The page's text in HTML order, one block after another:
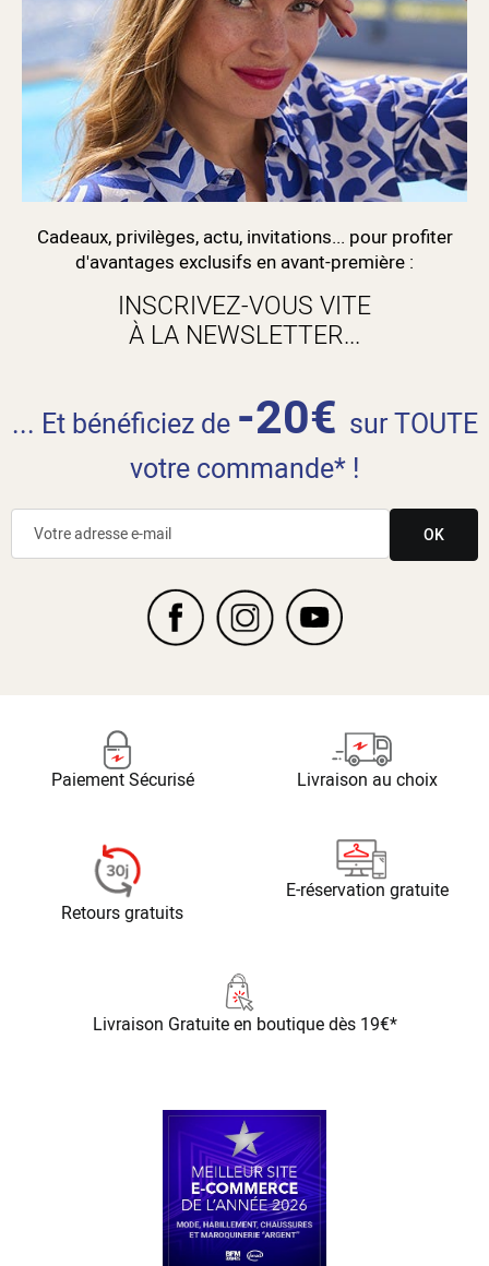
Cadeaux, privilèges, actu, invitations... pour profiter
d'avantages exclusifs en avant-première :
INSCRIVEZ-VOUS VITE
À LA NEWSLETTER...
... Et bénéficiez de -20€ sur TOUTE
votre commande* !
OK
Paiement Sécurisé Livraison au choix
Retours gratuits
E-réservation gratuite
Livraison Gratuiteen boutique dès 19€*